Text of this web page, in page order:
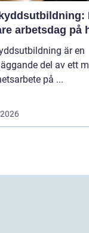
arbetsdag på
är en
del av ett
på ...